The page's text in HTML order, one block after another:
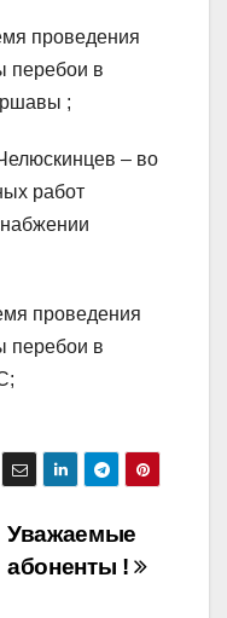
проведения
перебои в
;
– во
работ
проведения
перебои в
Уважаемые
абоненты !